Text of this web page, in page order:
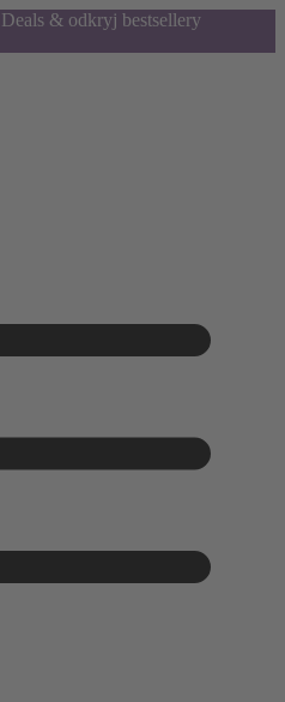
& odkryj bestsellery